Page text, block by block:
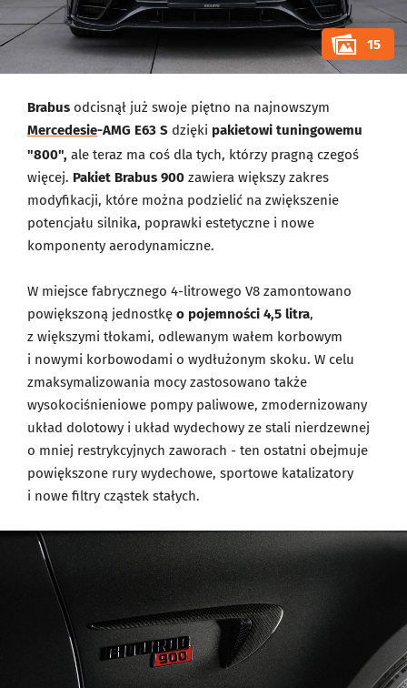
15
Brabus odcisnął już swoje piętno na najnowszym
Mercedesie-AMG E63 S dzięki pakietowi tuningowemu
"800", ale teraz ma coś dla tych, którzy pragną czegoś
więcej. Pakiet Brabus 900 zawiera większy zakres
modyfikacji, które można podzielić na zwiększenie
potencjału silnika, poprawki estetyczne i nowe
komponenty aerodynamiczne.
W miejsce fabrycznego 4-litrowego V8 zamontowano
powiększoną jednostkę o pojemności 4,5 litra,
z większymi tłokami, odlewanym wałem korbowym
i nowymi korbowodami o wydłużonym skoku. W celu
zmaksymalizowania mocy zastosowano także
wysokociśnieniowe pompy paliwowe, zmodernizowany
układ dolotowy i układ wydechowy ze stali nierdzewnej
o mniej restrykcyjnych zaworach - ten ostatni obejmuje
powiększone rury wydechowe, sportowe katalizatory
i nowe filtry cząstek stałych.